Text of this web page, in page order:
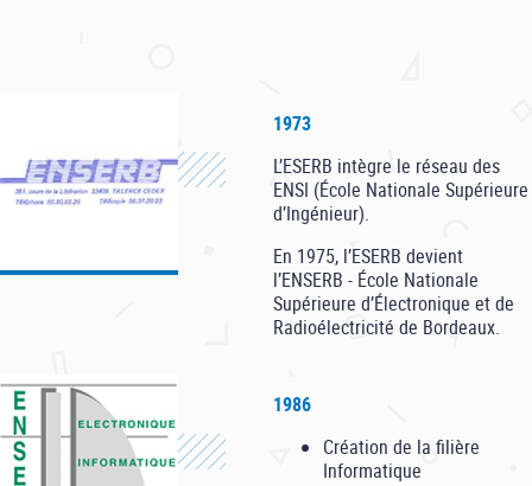
1973
L’ESERB intègre le réseau des
ENSI (École Nationale Supérieure
d’Ingénieur).
En 1975, l’ESERB devient
l’ENSERB - École Nationale
Supérieure d’Électronique et de
Radioélectricité de Bordeaux.
1986
Création de la filière
Informatique